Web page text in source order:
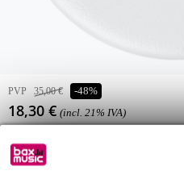
PVP 35,00 € -48%
18,30 € (incl. 21% IVA)
Disponibilidad online